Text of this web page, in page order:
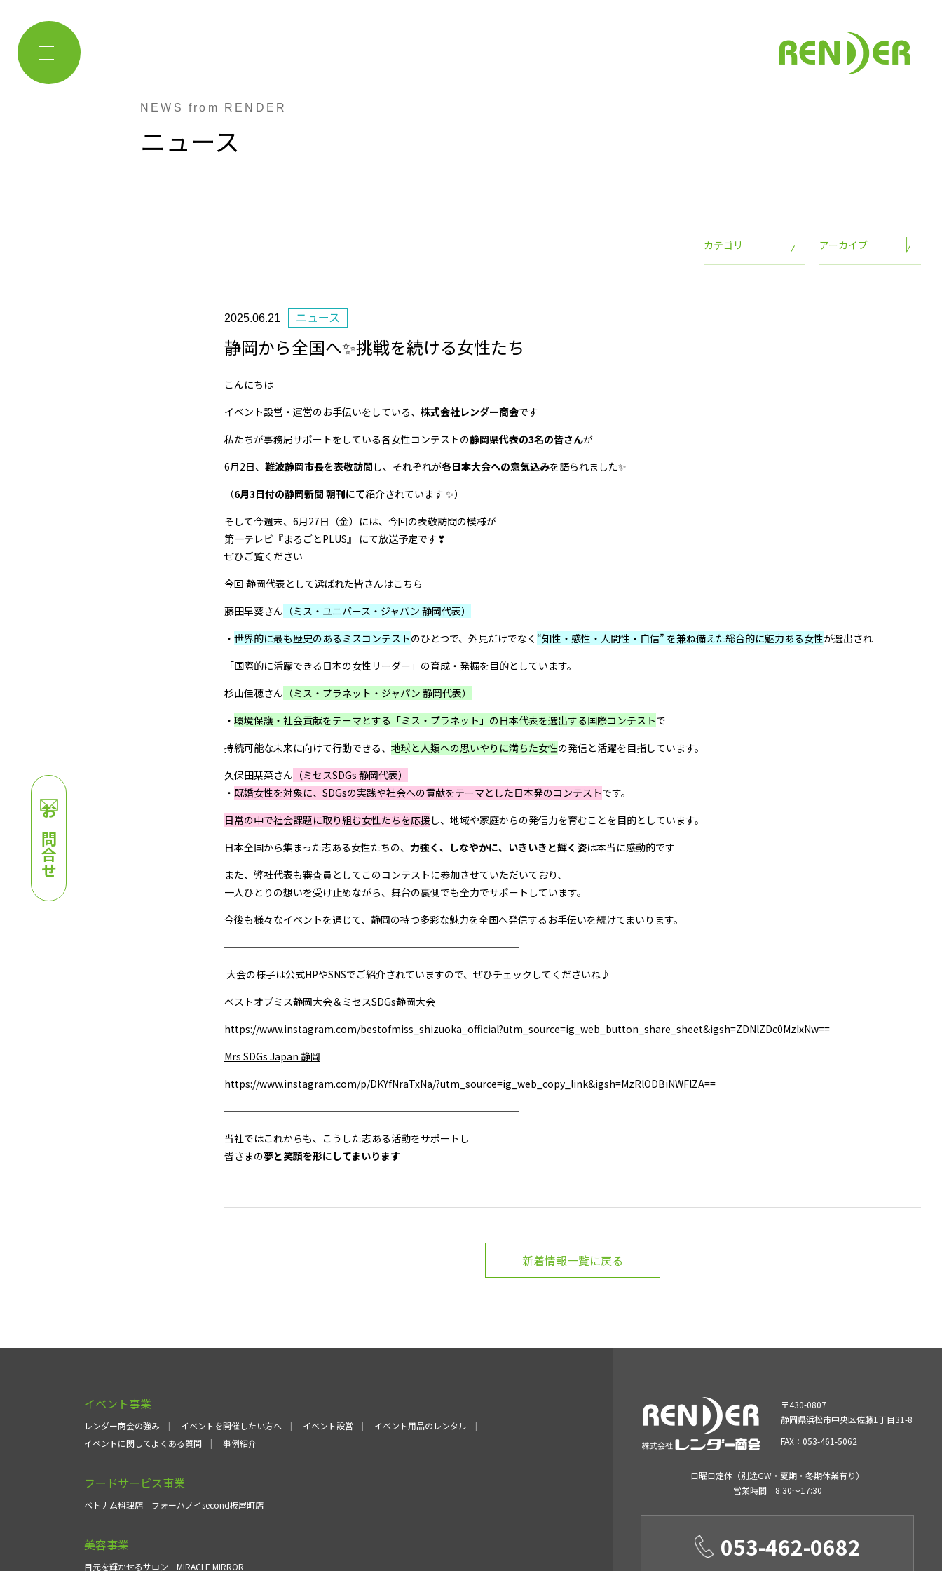
お問合せ
NEWS from RENDER
ニュース
カテゴリ アーカイブ
2025.06.21 ニュース
静岡から全国へ✨挑戦を続ける女性たち
こんにちは
イベント設営・運営のお手伝いをしている、 株式会社レンダー商会です
私たちが事務局サポートをしている各女性コンテストの静岡県代表の3名の皆さんが
6月2日、 難波静岡市長を表敬訪問 し、それぞれが各日本大会への意気込みを語られました✨
（6月3日付の静岡新聞 朝刊にて紹介されています ✨）
そして今週末、6月27日（金）には、今回の表敬訪問の模様が
第一テレビ『まるごとPLUS』 にて放送予定です❣
ぜひご覧ください
今回 静岡代表として選ばれた皆さんはこちら
藤田早葵さん （ミス・ユニバース・ジャパン 静岡代表）
・ 世界的に最も歴史のあるミスコンテストのひとつで、外見だけでなく “知性・感性・人間性・自信” を兼ね備えた総合的に魅力ある女性が選出され
「国際的に活躍できる日本の女性リーダー」の育成・発掘を目的としています。
杉山佳穂さん （ミス・プラネット・ジャパン 静岡代表）
・ 環境保護・社会貢献をテーマとする「ミス・プラネット」の日本代表を選出する国際コンテストで
持続可能な未来に向けて行動できる、 地球と人類への思いやりに満ちた女性の発信と活躍を目指しています。
久保田栞菜さん （ミセスSDGs 静岡代表）
・ 既婚女性を対象に、SDGsの実践や社会への貢献をテーマとした日本発のコンテストです。
日常の中で社会課題に取り組む女性たちを応援 し、地域や家庭からの発信力を育むことを目的としています。
日本全国から集まった志ある女性たちの、 力強く、しなやかに、いきいきと輝く姿は本当に感動的です
また、弊社代表も審査員としてこのコンテストに参加させていただいており、
一人ひとりの想いを受け止めながら、舞台の裏側でも全力でサポートしています。
今後も様々なイベントを通じて、静岡の持つ多彩な魅力を全国へ発信するお手伝いを続けてまいります。
──────────────────────────────
大会の様子は公式HPやSNSでご紹介されていますので、ぜひチェックしてくださいね♪
ベストオブミス静岡大会＆ミセスSDGs静岡大会
https://www.instagram.com/bestofmiss_shizuoka_official?utm_source=ig_web_button_share_sheet&igsh=ZDNlZDc0MzIxNw==
Mrs SDGs Japan 静岡
https://www.instagram.com/p/DKYfNraTxNa/?utm_source=ig_web_copy_link&igsh=MzRlODBiNWFlZA==
──────────────────────────────
当社ではこれからも、こうした志ある活動をサポートし
皆さまの夢と笑顔を形にしてまいります
新着情報一覧に戻る
イベント事業
レンダー商会の強み イベントを開催したい方へ イベント設営
イベント用品のレンタル
イベントに関してよくある質問
事例紹介
フードサービス事業
ベトナム料理店 フォーハノイsecond板屋町店
美容事業
目元を輝かせるサロン MIRACLE MIRROR
〒430-0807
静岡県浜松市中央区佐藤1丁目31-8
FAX：053-461-5062
日曜日定休（別途GW・夏期・冬期休業有り）
営業時間 8:30～17:30
053-462-0682